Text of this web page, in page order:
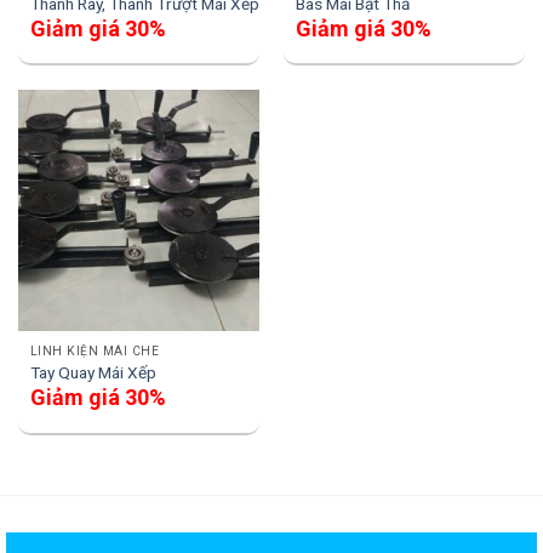
Giảm giá 30% Giảm giá 30%
LINH KIỆN MÁI CHE
Tay Quay Mái Xếp
Giảm giá 30%